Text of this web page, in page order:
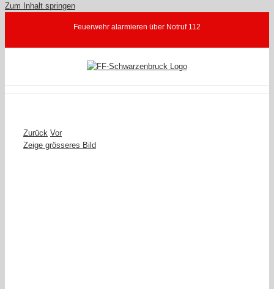
Zum Inhalt springen
Feuerwehr alarmieren über Notruf 112
Zurück Vor
Zeige grösseres Bild